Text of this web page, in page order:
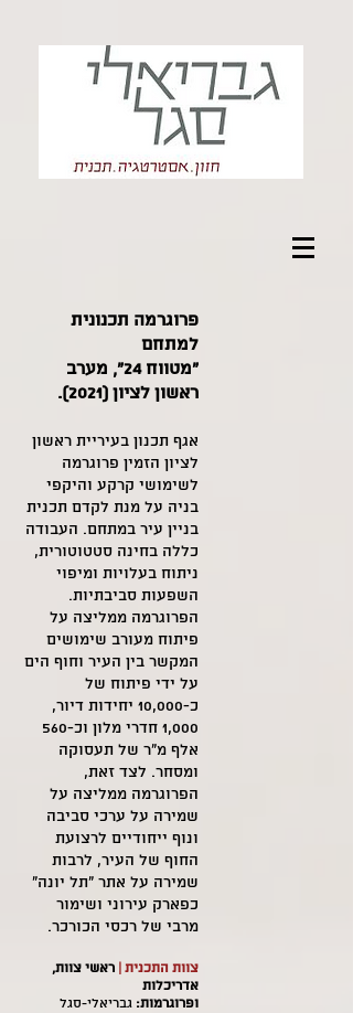
פרוגרמה תכנונית
למתחם
"מטווח 24", מערב
ראשון לציון (2021).
אגף תכנון בעיריית ראשון
לציון הזמין פרוגרמה
לשימושי קרקע והיקפי
בניה על מנת לקדם תכנית
בניין עיר במתחם. העבודה
כללה בחינה סטטוטורית,
ניתוח בעלויות ומיפוי
השפעות סביבתיות.
הפרוגרמה ממליצה על
פיתוח מעורב שימושים
המקשר בין העיר וחוף הים
על ידי פיתוח של
כ-10,000 יחידות דיור,
1,000 חדרי מלון וכ-560
אלף מ"ר של תעסוקה
ומסחר. לצד זאת,
הפרוגרמה ממליצה על
שמירה על ערכי סביבה
ונוף ייחודיים לרצועת
החוף של העיר, לרבות
שמירה על אתר "תל יונה"
כפארק עירוני ושימור
מרבי של רכסי הכורכר.
צוות התכנית | ראשי צוות,
אדריכלות
ופרוגרמות: גבריאלי-סגל